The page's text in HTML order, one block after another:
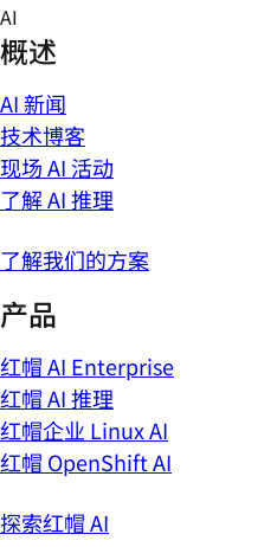
Skip
to
content
AI
概述
AI 新闻
技术博客
现场 AI 活动
了解 AI 推理
了解我们的方案
产品
红帽 AI Enterprise
红帽 AI 推理
红帽企业 Linux AI
红帽 OpenShift AI
探索红帽 AI